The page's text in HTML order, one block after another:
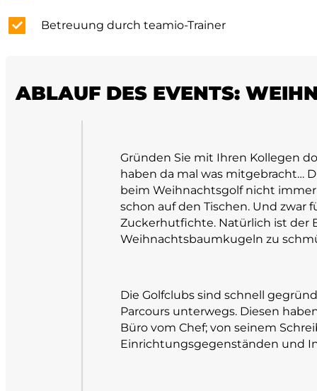
Betreuung durch teamio-Trainer
ABLAUF DES EVENTS:
Gründen Sie mit Ihren Kollegen
haben da mal was mitgebracht…
beim Weihnachtsgolf nicht
schon auf den Tischen. Und
Zuckerhutfichte. Natürlich ist der
Weihnachtsbaumkugeln zu
Die Golfclubs sind schnell
Parcours unterwegs. Diesen
Büro vom Chef; von seinem
Einrichtungsgegenständen und